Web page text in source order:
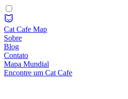
Cat Cafe Map
Sobre
Blog
Contato
Mapa Mundial
Encontre um Cat Cafe